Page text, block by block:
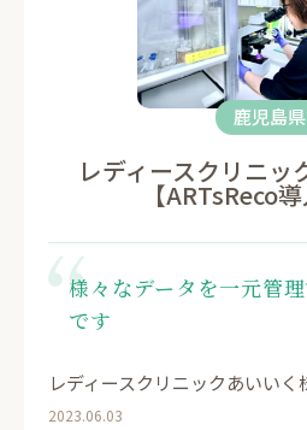
鹿児島県
レディースクリニ
【ARTsReco
様々なデータを一元管
です
レディースクリニックあいい
2023.06.03